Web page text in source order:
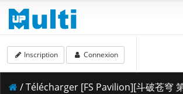
Inscription Connexion
/ Télécharger [FS Pavilion][斗破苍穹 第5季][Battle Through The Heavens 5 - 99 [4K] [5EF302CD].mkv.003 (